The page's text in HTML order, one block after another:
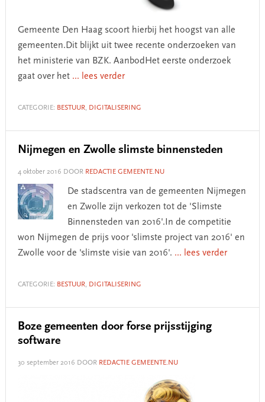
Gemeente Den Haag scoort hierbij het hoogst van alle
gemeenten.Dit blijkt uit twee recente onderzoeken van
het ministerie van BZK. AanbodHet eerste onderzoek
gaat over het ... lees verder
CATEGORIE: BESTUUR, DIGITALISERING
Nijmegen en Zwolle slimste binnensteden
4 oktober 2016 DOOR REDACTIE GEMEENTE.NU
De stadscentra van de gemeenten Nijmegen
en Zwolle zijn verkozen tot de 'Slimste
Binnensteden van 2016'.In de competitie
won Nijmegen de prijs voor 'slimste project van 2016' en
Zwolle voor de 'slimste visie van 2016'. ... lees verder
CATEGORIE: BESTUUR, DIGITALISERING
Boze gemeenten door forse prijsstijging
software
30 september 2016 DOOR REDACTIE GEMEENTE.NU